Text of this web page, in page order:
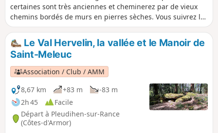
certaines sont très anciennes et cheminerez par de vieux
chemins bordés de murs en pierres sèches. Vous suivrez le
cours sinueux d'un ruisseau sous les frondaisons de grands
arbres. Si vous avez le temps, il y a plusieurs petits sentiers
non balisés qui serpentent au fond ce cette vallée
reposante et sauvage.
Le Val Hervelin, la vallée et le Manoir de
Saint-Meleuc
Association / Club / AMM
8,67 km
+83 m
-83 m
2h 45
Facile
Départ à Pleudihen-sur-Rance
(Côtes-d'Armor)